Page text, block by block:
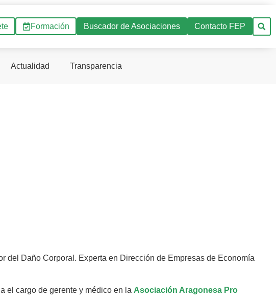
Formación Buscador de Asociaciones Contacto FEP
Actualidad Transparencia
del Daño Corporal. Experta en Dirección de Empresas de Economía
el cargo de gerente y médico en la Asociación Aragonesa Pro